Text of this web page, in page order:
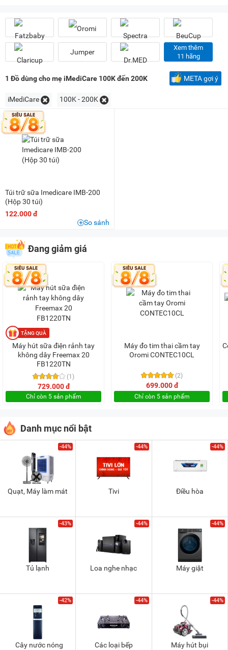
200K - 500K
500K - 1 triệu
1 triệu - 1,5 triệu (19)
1,5 triệu - 2 triệu (4)
3 triệu - 5 triệu
5 triệu - 8 triệu
Jumper
Xem thêm
11 hãng
1Đồ dùng cho mẹ iMediCare 100K đến 200K META gợi ý
iMediCare 100K - 200K
Túi trữ sữa Imedicare IMB-200
(Hộp 30 túi)
122.000 đ
So sánh
Đang giảm giá
Máy hút sữa điện rảnh tay
không dây Freemax 20
FB1220TN
(1)
729.000 đ
Chỉ còn 5 sản phẩm
Máy đo tim thai cầm tay
Oromi CONTEC10CL
(2)
699.000 đ
Chỉ còn 5 sản phẩm
Danh mục nổi bật
-44%
Quạt, Máy làm mát
-44%
Tivi
-44%
Điều hòa
-43%
Tủ lạnh
-44%
Loa nghe nhạc
-44%
Máy giặt
-42%
Cây nước nóng
-44%
Các loại bếp
-44%
Máy hút bụi